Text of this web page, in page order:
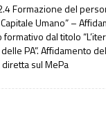
Formazione del
Umano” –
dal titolo
PA”. Affidamento
sul MePa